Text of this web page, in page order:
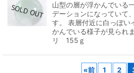
山型の層が浮かんでいる
デーションになっていて
す。 表層付近に白っぽい
かんでいる様子が見られ
リ 155ｇ
«前 1 2